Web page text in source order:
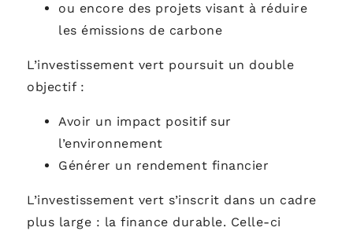
ou encore des projets visant à réduire
les émissions de carbone
L’investissement vert poursuit un double
objectif :
Avoir un impact positif sur
l’environnement
Générer un rendement financier
L’investissement vert s’inscrit dans un cadre
plus large : la finance durable. Celle-ci